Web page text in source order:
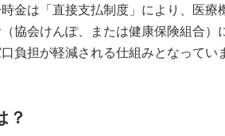
に掛かった出産費用が以下のケース
金は「直接支払制度」により、医
協会けんぽ、または健康保険組合
負担が軽減される仕組みとなってい
？